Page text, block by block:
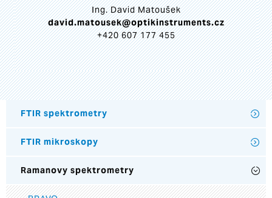
Ing. David Matoušek
david.matousek@optikinstruments.cz
+420 607 177 455
FTIR spektrometry
FTIR mikroskopy
Ramanovy spektrometry